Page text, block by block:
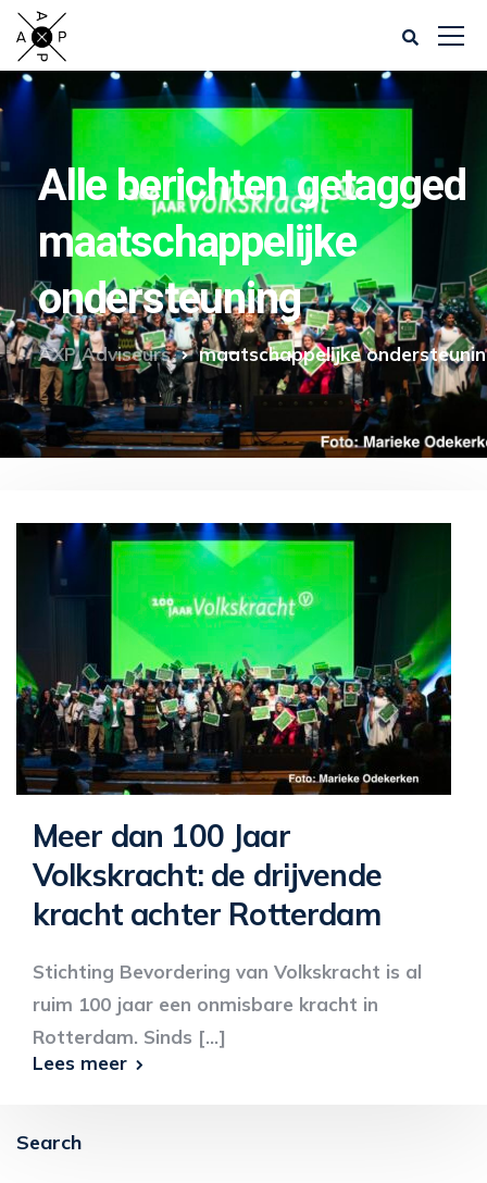
Alle berichten getagged
maatschappelijke
ondersteuning
AXP Adviseurs maatschappelijke
Meer dan 100 Jaar
Volkskracht: de drijvende
kracht achter Rotterdam
Stichting Bevordering van Volkskracht is al
ruim 100 jaar een onmisbare kracht in
Rotterdam. Sinds [...]
Lees meer
Search